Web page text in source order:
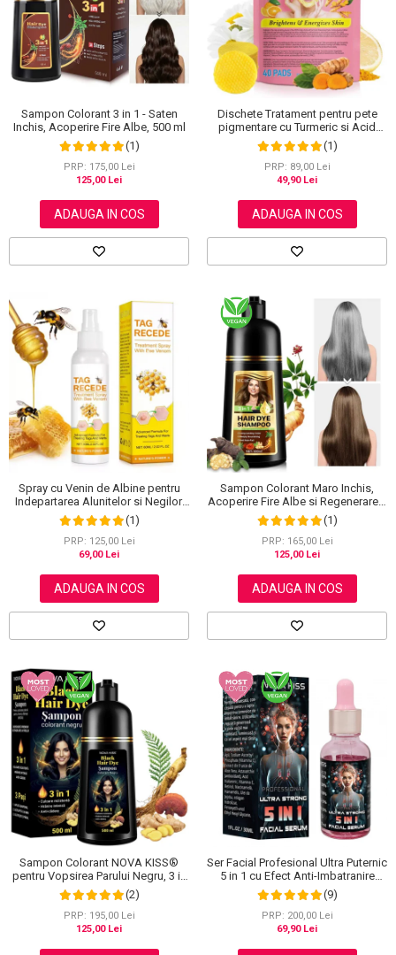
Sampon Colorant 3 in 1 - Saten
Inchis, Acoperire Fire Albe, 500 ml
(1)
PRP: 175,00 Lei
125,00 Lei
ADAUGA IN COS
Dischete Tratament pentru pete
pigmentare cu Turmeric si Acid
kojic, Curatare in profunzime,
Aliver, 40 bucati
(1)
PRP: 89,00 Lei
49,90 Lei
ADAUGA IN COS
Spray cu Venin de Albine pentru
Indepartarea Alunitelor si Negilor,
NOVA KISS®, 60 ml
(1)
PRP: 125,00 Lei
69,00 Lei
ADAUGA IN COS
Sampon Colorant Maro Inchis,
Acoperire Fire Albe si Regenerare 3
in 1, #5 Dark Coffee, 500 ml
(1)
PRP: 165,00 Lei
125,00 Lei
ADAUGA IN COS
Sampon Colorant NOVA KISS®
pentru Vopsirea Parului Negru, 3 in
1, Acoperire Fire Albe, 500 ml
(2)
PRP: 195,00 Lei
125,00 Lei
Ser Facial Profesional Ultra Puternic
5 in 1 cu Efect Anti-Imbatranire
NOVA KISS®, 30 ml
(9)
PRP: 200,00 Lei
69,90 Lei